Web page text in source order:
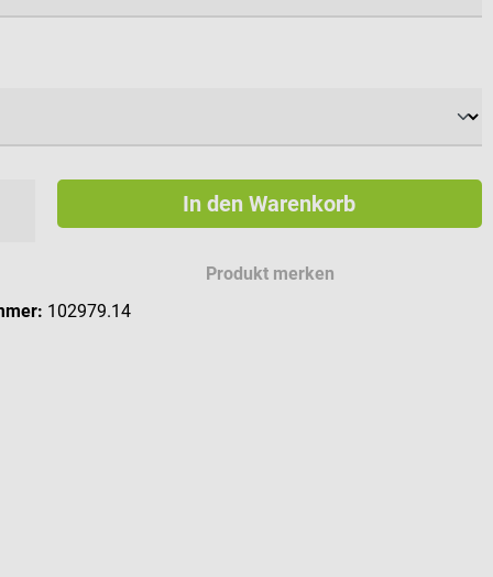
In den Warenkorb
Produkt merken
102979.14